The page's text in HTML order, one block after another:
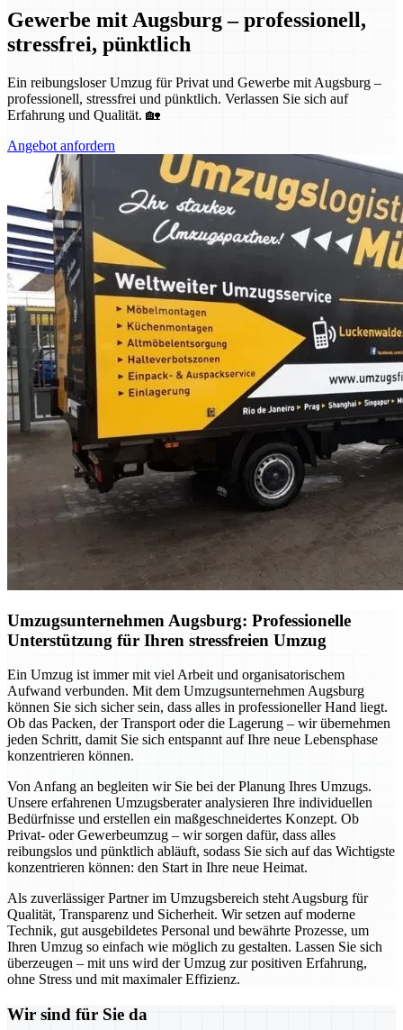
Gewerbe mit Augsburg – professionell,
stressfrei, pünktlich
Ein reibungsloser Umzug für Privat und Gewerbe mit Augsburg –
professionell, stressfrei und pünktlich. Verlassen Sie sich auf
Erfahrung und Qualität. 🏡
Angebot anfordern
Umzugsunternehmen Augsburg: Professionelle
Unterstützung für Ihren stressfreien Umzug
Ein Umzug ist immer mit viel Arbeit und organisatorischem
Aufwand verbunden. Mit dem Umzugsunternehmen Augsburg
können Sie sich sicher sein, dass alles in professioneller Hand liegt.
Ob das Packen, der Transport oder die Lagerung – wir übernehmen
jeden Schritt, damit Sie sich entspannt auf Ihre neue Lebensphase
konzentrieren können.
Von Anfang an begleiten wir Sie bei der Planung Ihres Umzugs.
Unsere erfahrenen Umzugsberater analysieren Ihre individuellen
Bedürfnisse und erstellen ein maßgeschneidertes Konzept. Ob
Privat- oder Gewerbeumzug – wir sorgen dafür, dass alles
reibungslos und pünktlich abläuft, sodass Sie sich auf das Wichtigste
konzentrieren können: den Start in Ihre neue Heimat.
Als zuverlässiger Partner im Umzugsbereich steht Augsburg für
Qualität, Transparenz und Sicherheit. Wir setzen auf moderne
Technik, gut ausgebildetes Personal und bewährte Prozesse, um
Ihren Umzug so einfach wie möglich zu gestalten. Lassen Sie sich
überzeugen – mit uns wird der Umzug zur positiven Erfahrung,
ohne Stress und mit maximaler Effizienz.
Wir sind für Sie da